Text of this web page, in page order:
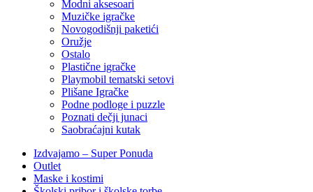
Modni aksesoari
Muzičke igračke
Novogodišnji paketići
Oružje
Ostalo
Plastične igračke
Playmobil tematski setovi
Plišane Igračke
Podne podloge i puzzle
Poznati dečji junaci
Saobraćajni kutak
Izdvajamo – Super Ponuda
Outlet
Maske i kostimi